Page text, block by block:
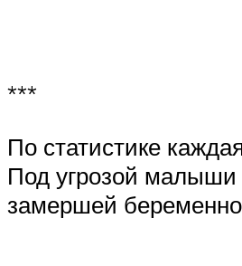
***
По статистике
Под угрозой малыши
замершей